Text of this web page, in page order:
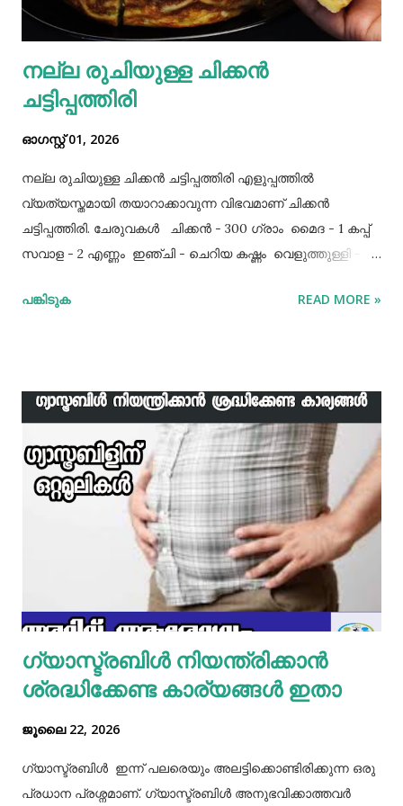
നല്ല രുചിയുള്ള ചിക്കൻ
ചട്ടിപ്പത്തിരി
ഓഗസ്റ്റ് 01, 2026
നല്ല രുചിയുള്ള ചിക്കൻ ചട്ടിപ്പത്തിരി എളുപ്പത്തിൽ
വ്യത്യസ്തമായി തയാറാക്കാവുന്ന വിഭവമാണ് ചിക്കൻ
ചട്ടിപ്പത്തിരി. ചേരുവകൾ ചിക്കൻ - 300 ഗ്രാം മൈദ - 1 കപ്പ്‌
സവാള - 2 എണ്ണം ഇഞ്ചി - ചെറിയ കഷ്ണം വെളുത്തുള്ളി - 5
വിധം ചിക്കൻ കുറച്ച് ഉപ്പും കുരുമുളകുപൊടിയും
ഇഞ്ചി വെളുത്തുള്ളി, സവാള എന്നിവ ചേർത്ത് വഴറ്റാം.
ഇതിൽ പൊടികളെല്ലാം ചേർത്ത് ചൂടാക്കിയശേഷം വേവിച്ച്
മാറ്റിവച്ച ചിക്കൻ ചേർത്ത് ഒന്ന് ഇളകിയെടുക്കാം. ഇനി ഒരു
മിക്സിയുടെ ജാറിലേക്ക് മുട്ട, മൈദ, വെള്ളം പാകത്തിന് ഉപ്പ്
എന്നിവ ചേർത്ത് നന്നായിട്ട് അടിച്ചെടുക്കാം. ഇനി ഒരു പാനിൽ
മാവൊഴിച്ചു ദോശ ചുട്ടെടുക്കാം. ഇനി ഒരു പാത്രത്തിൽ മുട്ട
പൊട്ടിച്ച് ഒഴിക്കാം കൂടെത്തന്നെ പാൽ, കുരുമുളകുപൊടി, ഉപ്പ്,
മല്ലിയില എന്നിവ ചേർത്തൊരു മിക്സ്‌ തയാറാക്കാം. ഇനി
ഒരു പാനിൽ കുറച്ച് നെയ്യ് തടവിയ ശേഷം അതിൽ തയാ...
പങ്കിടുക READ MORE »
ഗ്യാസ്ട്രബിൾ നിയന്ത്രിക്കാൻ
ശ്രദ്ധിക്കേണ്ട കാര്യങ്ങൾ ഇതാ
ജൂലൈ 22, 2026
ഗ്യാസ്ട്രബിൾ ഇന്ന് പലരെയും അലട്ടിക്കൊണ്ടിരിക്കുന്ന ഒരു
പ്രധാന പ്രശ്നമാണ്. ഗ്യാസ്ട്രബിൾ അനുഭവിക്കാത്തവർ